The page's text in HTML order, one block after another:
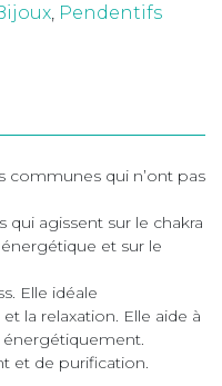
, Pendentifs
communes qui n’ont pas
qui agissent sur le chakra
et sur le
Elle idéale
la relaxation. Elle aide à
et de purification.